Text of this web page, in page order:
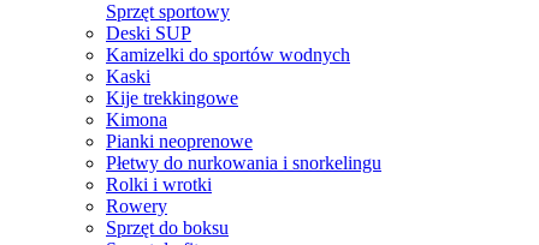
Sprzęt sportowy
Deski SUP
Kamizelki do sportów wodnych
Kaski
Kije trekkingowe
Kimona
Pianki neoprenowe
Płetwy do nurkowania i snorkelingu
Rolki i wrotki
Rowery
Sprzęt do boksu